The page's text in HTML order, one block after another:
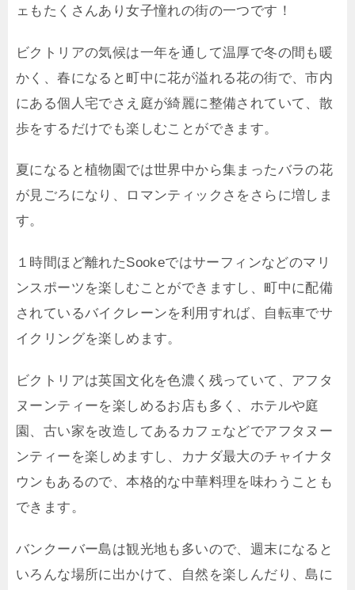
ェもたくさんあり女子憧れの街の一つです！
ビクトリアの気候は一年を通して温厚で冬の間も暖
かく、春になると町中に花が溢れる花の街で、市内
にある個人宅でさえ庭が綺麗に整備されていて、散
歩をするだけでも楽しむことができます。
夏になると植物園では世界中から集まったバラの花
が見ごろになり、ロマンティックさをさらに増しま
す。
１時間ほど離れたSookeではサーフィンなどのマリ
ンスポーツを楽しむことができますし、町中に配備
されているバイクレーンを利用すれば、自転車でサ
イクリングを楽しめます。
ビクトリアは英国文化を色濃く残っていて、アフタ
ヌーンティーを楽しめるお店も多く、ホテルや庭
園、古い家を改造してあるカフェなどでアフタヌー
ンティーを楽しめますし、カナダ最大のチャイナタ
ウンもあるので、本格的な中華料理を味わうことも
できます。
バンクーバー島は観光地も多いので、週末になると
いろんな場所に出かけて、自然を楽しんだり、島に